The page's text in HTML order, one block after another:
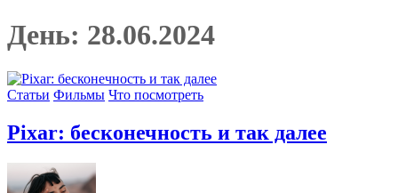
День: 28.06.2024
Статьи Фильмы Что посмотреть
Pixar: бесконечность и так далее